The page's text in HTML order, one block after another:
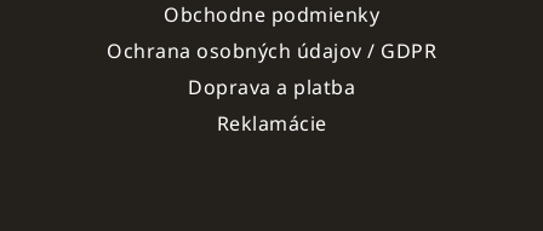
Obchodne podmienky
Ochrana osobných údajov / GDPR
Doprava a platba
Reklamácie